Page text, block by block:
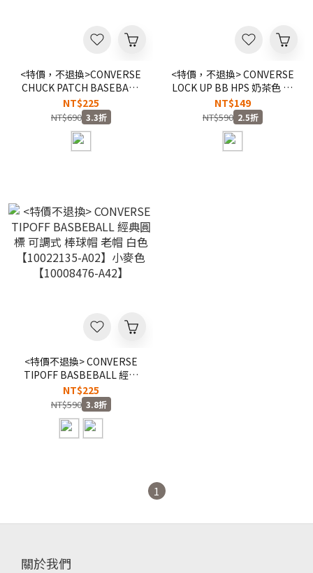
<特價，不退換>CONVERSE
CHUCK PATCH BASEBALL
CAP 米色 經典 圓標 可調式
棒球帽 老帽【10023023-
A02】
NT$225
NT$690 3.3折
<特價，不退換> CONVERSE
LOCK UP BB HPS 奶茶色 淺
米色 箭星 刺繡 老帽 遮陽帽
棒球帽【10008479-A25】
NT$149
NT$590 2.5折
<特價不退換> CONVERSE
TIPOFF BASBEBALL 經典
圓標 可調式 棒球帽 老帽 白
色【10022135-A02】小麥
色【10008476-A42】
NT$225
NT$590 3.8折
1
關於我們